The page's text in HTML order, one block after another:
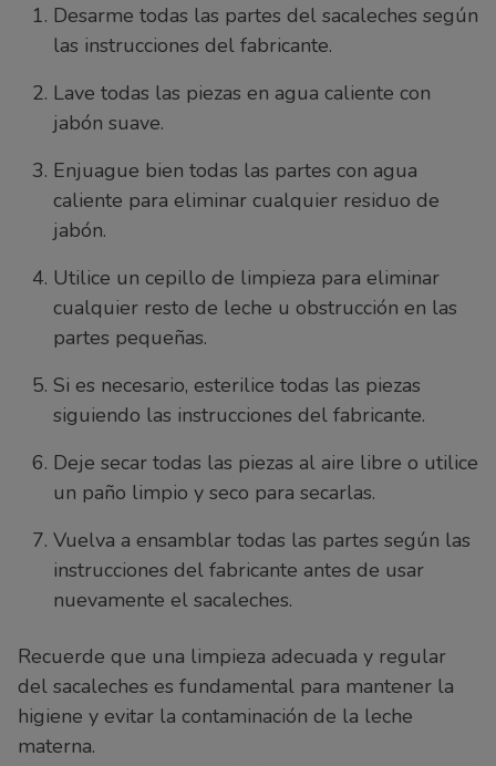
Desarme todas las partes del sacaleches según
las instrucciones del fabricante.
Lave todas las piezas en agua caliente con
jabón suave.
Enjuague bien todas las partes con agua
caliente para eliminar cualquier residuo de
jabón.
Utilice un cepillo de limpieza para eliminar
cualquier resto de leche u obstrucción en las
partes pequeñas.
Si es necesario, esterilice todas las piezas
siguiendo las instrucciones del fabricante.
Deje secar todas las piezas al aire libre o utilice
un paño limpio y seco para secarlas.
Vuelva a ensamblar todas las partes según las
instrucciones del fabricante antes de usar
nuevamente el sacaleches.
Recuerde que una limpieza adecuada y regular
del sacaleches es fundamental para mantener la
higiene y evitar la contaminación de la leche
materna.